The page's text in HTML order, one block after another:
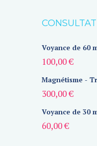
Voyance de 60
100,00€
Magnétisme -
300,00€
Voyance de 30
60,00€